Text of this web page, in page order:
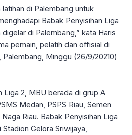
di Palembang untuk
Babak Penyisihan Liga
di Palembang,” kata Haris
pemain, pelatih dan offisial di
Minggu (26/9/20210)
Liga 2, MBU berada di grup A
Medan, PSPS Riau, Semen
Riau. Babak Penyisihan Liga
Gelora Sriwijaya,